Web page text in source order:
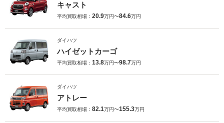
キャスト
平均買取相場： 20.9万円〜84.6万円
ダイハツ
ハイゼットカーゴ
平均買取相場： 13.8万円〜98.7万円
ダイハツ
アトレー
平均買取相場： 82.1万円〜155.3万円